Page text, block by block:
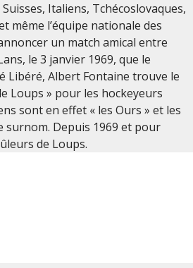
Italiens, Tchécoslovaques,
même l’équipe nationale des
un match amical entre
le 3 janvier 1969, que le
Libéré, Albert Fontaine trouve le
Loups » pour les hockeyeurs
sont en effet « les Ours » et les
surnom. Depuis 1969 et pour
de Loups.